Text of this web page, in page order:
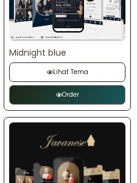
Midnight blue
Lihat Tema
Order